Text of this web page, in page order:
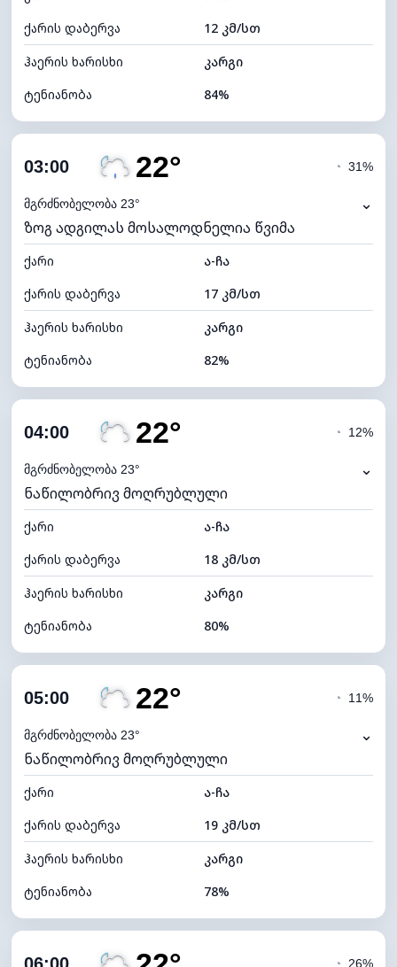
ღრუბლის სიმაღლე 5680 მ
ქარის დაბერვა
12 კმ/სთ
ჰაერის ხარისხი
კარგი
ტენიანობა
84%
ღრუბლიანობა
ნამის წერტილი
ხილვადობა
9 კმ
განათების ინდექსი 0 (ბნელი)
ღრუბლის სიმაღლე 6240 მ
03:00 22°
მგრძნობელობა 23°
◔ 31%
⌄
ზოგ ადგილას მოსალოდნელია წვიმა
ქარი
ა-ჩა
ქარის დაბერვა
17 კმ/სთ
ჰაერის ხარისხი
კარგი
ტენიანობა
82%
ღრუბლიანობა
ნამის წერტილი
ხილვადობა
10 კმ
განათების ინდექსი 0 (ბნელი)
ღრუბლის სიმაღლე 5360 მ
04:00 22°
მგრძნობელობა 23°
◔ 12%
⌄
ნაწილობრივ მოღრუბლული
ქარი
ა-ჩა
ქარის დაბერვა
18 კმ/სთ
ჰაერის ხარისხი
კარგი
ტენიანობა
80%
ღრუბლიანობა
ნამის წერტილი
ხილვადობა
10 კმ
განათების ინდექსი 0 (ბნელი)
ღრუბლის სიმაღლე 9600 მ
05:00 22°
მგრძნობელობა 23°
◔ 11%
⌄
ნაწილობრივ მოღრუბლული
ქარი
ა-ჩა
ქარის დაბერვა
19 კმ/სთ
ჰაერის ხარისხი
კარგი
ტენიანობა
78%
ღრუბლიანობა
◔ 26%